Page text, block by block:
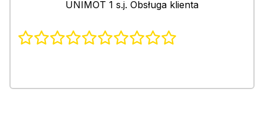
UNIMOT 1 s.j. Obsługa klienta